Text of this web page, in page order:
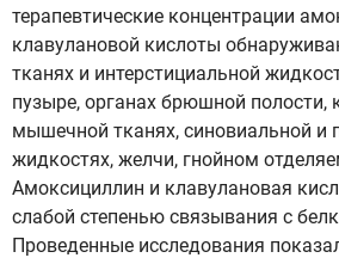
терапевтические концентрации
клавулановой кислоты
тканях и интерстициальной
пузыре, органах брюшной полости,
мышечной тканях, синовиальной и
жидкостях, желчи, гнойном
Амоксициллин и клавулановая
слабой степенью связывания с
Проведенные исследования